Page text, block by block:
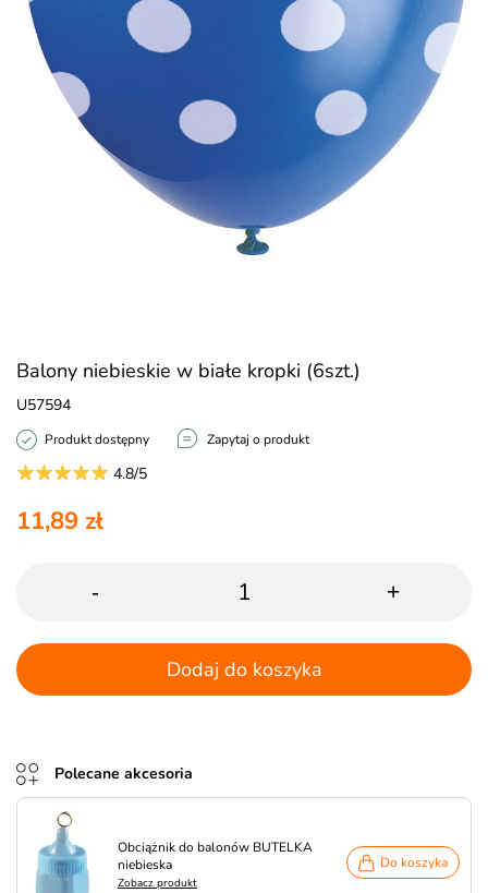
Balony niebieskie w białe kropki (6szt.)
U57594
Produkt dostępny Zapytaj o produkt
4.8/5
11,89 zł
- +
Dodaj do koszyka
Polecane akcesoria
Obciążnik do balonów BUTELKA
niebieska
Zobacz produkt
Do koszyka